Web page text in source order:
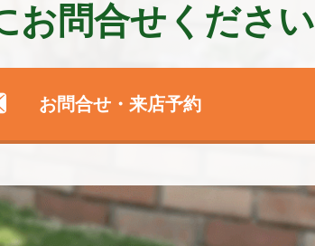
お問合せください
お問合せ・来店予約